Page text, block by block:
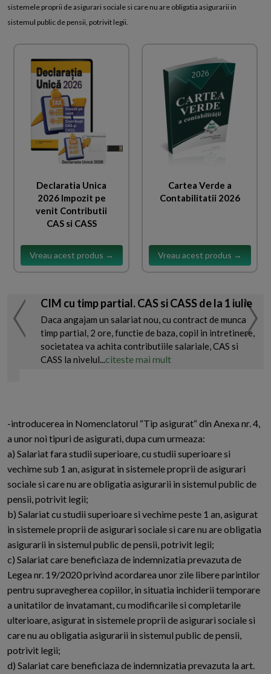
sistemele proprii de asigurari sociale si care nu are obligatia asigurarii in
sistemul public de pensii, potrivit legii.
Declaratia Unica
2026 Impozit pe
venit Contributii
CAS si CASS
Vreau acest produs →
Cartea Verde a
Contabilitatii 2026
Vreau acest produs →
CIM cu timp partial. CAS si CASS de la 1 iulie
Daca angajam un salariat nou, cu contract de munca
timp partial, 2 ore, functie de baza, copil in intretinere,
societatea va achita contributiile salariale, CAS si
CASS la nivelul...citeste mai mult
-introducerea in Nomenclatorul “Tip asigurat“ din Anexa nr. 4,
a unor noi tipuri de asigurati, dupa cum urmeaza:
a) Salariat fara studii superioare, cu studii superioare si
vechime sub 1 an, asigurat in sistemele proprii de asigurari
sociale si care nu are obligatia asigurarii in sistemul public de
pensii, potrivit legii;
b) Salariat cu studii superioare si vechime peste 1 an, asigurat
in sistemele proprii de asigurari sociale si care nu are obligatia
asigurarii in sistemul public de pensii, potrivit legii;
c) Salariat care beneficiaza de indemnizatia prevazuta de
Legea nr. 19/2020 privind acordarea unor zile libere parintilor
pentru supravegherea copiilor, in situatia inchiderii temporare
a unitatilor de invatamant, cu modificarile si completarile
ulterioare, asigurat in sistemele proprii de asigurari sociale si
care nu au obligatia asigurarii in sistemul public de pensii,
potrivit legii;
d) Salariat care beneficiaza de indemnizatia prevazuta la art.